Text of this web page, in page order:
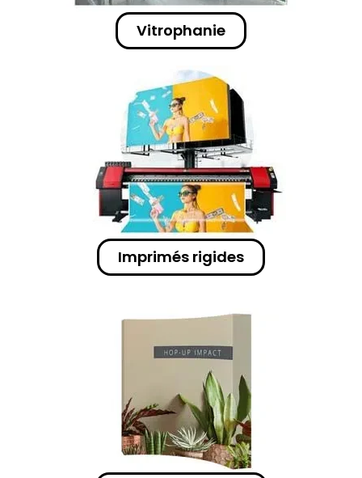
Vitrophanie
Imprimés rigides